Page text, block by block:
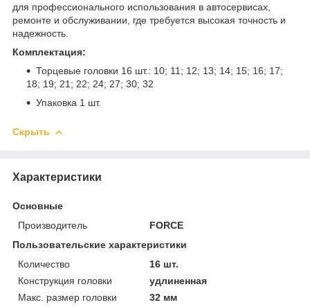
для профессионального использования в автосервисах,
ремонте и обслуживании, где требуется высокая точность и
надежность.
Комплектация:
Торцевые головки 16 шт.: 10; 11; 12; 13; 14; 15; 16; 17;
18; 19; 21; 22; 24; 27; 30; 32
Упаковка 1 шт.
Скрыть
Характеристики
Основные
Производитель
FORCE
Пользовательские характеристики
Количество
16 шт.
Конструкция головки
удлиненная
Макс. размер головки
32 мм